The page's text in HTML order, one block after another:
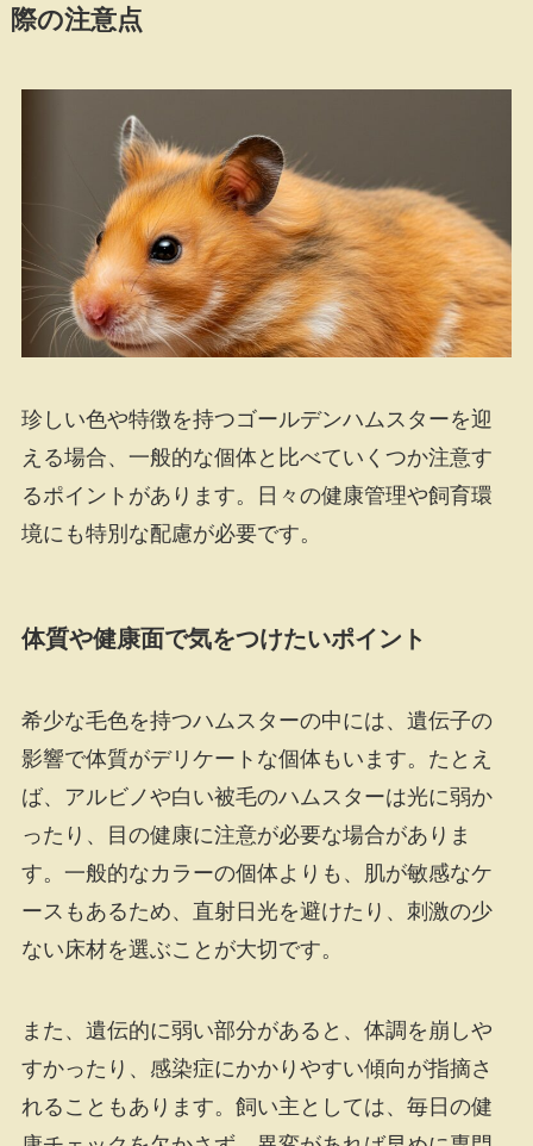
際の注意点
珍しい色や特徴を持つゴールデンハムスターを迎
える場合、一般的な個体と比べていくつか注意す
るポイントがあります。日々の健康管理や飼育環
境にも特別な配慮が必要です。
体質や健康面で気をつけたいポイント
希少な毛色を持つハムスターの中には、遺伝子の
影響で体質がデリケートな個体もいます。たとえ
ば、アルビノや白い被毛のハムスターは光に弱か
ったり、目の健康に注意が必要な場合がありま
す。一般的なカラーの個体よりも、肌が敏感なケ
ースもあるため、直射日光を避けたり、刺激の少
ない床材を選ぶことが大切です。
また、遺伝的に弱い部分があると、体調を崩しや
すかったり、感染症にかかりやすい傾向が指摘さ
れることもあります。飼い主としては、毎日の健